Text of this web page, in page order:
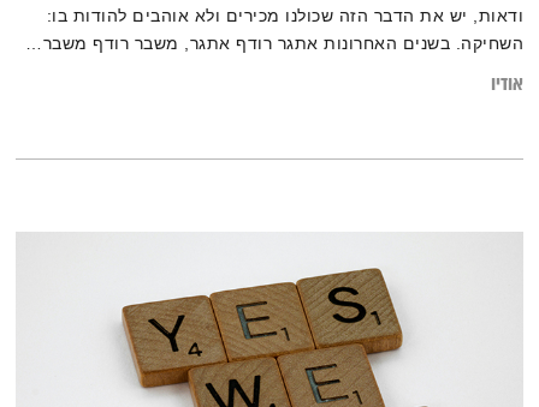
ודאות, יש את הדבר הזה שכולנו מכירים ולא אוהבים להודות בו:
השחיקה. בשנים האחרונות אתגר רודף אתגר, משבר רודף משבר…
אודיו